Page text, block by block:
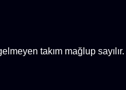
takım mağlup sayılır.